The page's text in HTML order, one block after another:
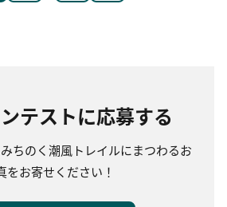
テストに応募する
ちのく潮風トレイルにまつわるお
をお寄せください！